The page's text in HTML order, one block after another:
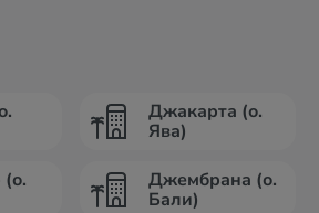
Джакарта (о.
Ява)
Джембрана (о.
Бали)